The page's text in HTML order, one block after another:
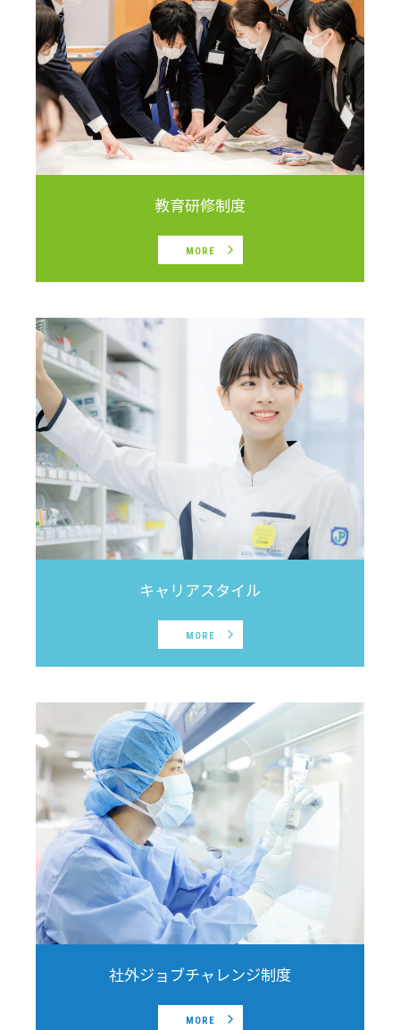
教育研修制度
MORE
キャリアスタイル
MORE
社外ジョブチャレンジ制度
MORE